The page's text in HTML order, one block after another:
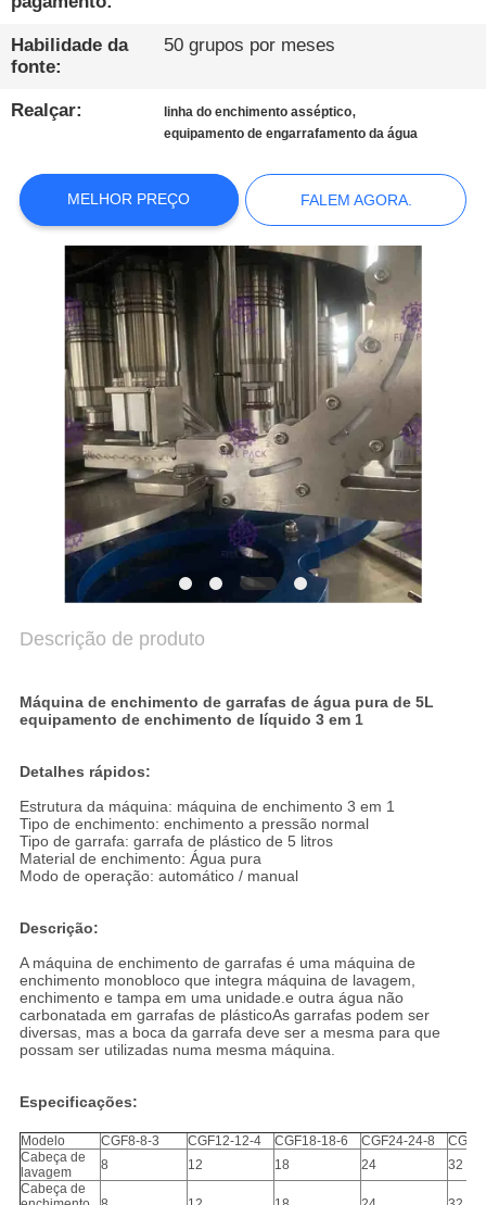
FALEM
AGORA.
MAPA
DO
SITE
POLÍTICA
PRIVACIDADE
Habilidade da
fonte:
50 grupos por meses
Realçar: linha do enchimento asséptico,
equipamento de engarrafamento da água
MELHOR PREÇO FALEM AGORA.
Descrição de produto
Máquina de enchimento de garrafas de água pura de 5L
equipamento de enchimento de líquido 3 em 1
Detalhes rápidos:
Estrutura da máquina: máquina de enchimento 3 em 1
Tipo de enchimento: enchimento a pressão normal
Tipo de garrafa: garrafa de plástico de 5 litros
Material de enchimento: Água pura
Modo de operação: automático / manual
Descrição:
A máquina de enchimento de garrafas é uma máquina de
enchimento monobloco que integra máquina de lavagem,
enchimento e tampa em uma unidade.e outra água não
carbonatada em garrafas de plásticoAs garrafas podem ser
diversas, mas a boca da garrafa deve ser a mesma para que
possam ser utilizadas numa mesma máquina.
Especificações:
Modelo CGF8-8-3 CGF12-12-4 CGF18-18-6 CGF24-24-8
Cabeça de
lavagem
8 12 18 24
32
Cabeça de